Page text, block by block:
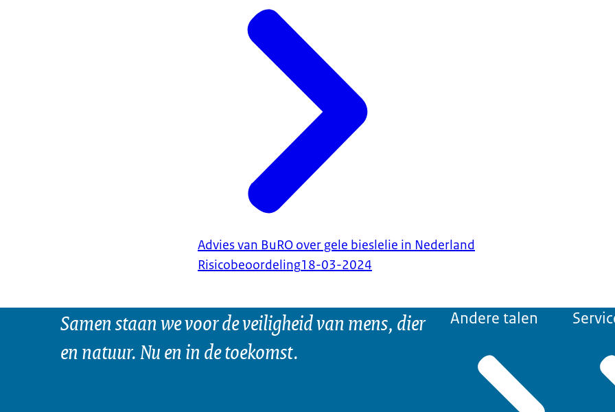
Advies van BuRO over gele bieslelie in Nederland
Risicobeoordeling18-03-2024
Samen staan we voor de veiligheid van mens, dier
en natuur. Nu en in de toekomst.
Andere talen